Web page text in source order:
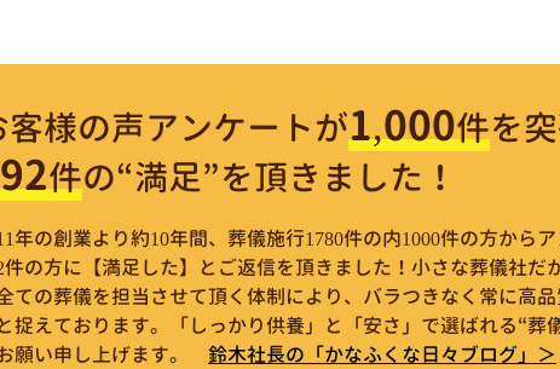
客様の声アンケートが1,000件を
件の“満足”を頂きました！
年の創業より約10年間、葬儀施行1780件の内1000件の方から
件の方に【満足した】とご返信を頂きました！小さな葬儀社だ
ての葬儀を担当させて頂く体制により、バラつきなく常に高
捉えております。「しっかり供養」と「安さ」で選ばれる“葬
願い申し上げます。
鈴木社長の「かなふくな日々ブログ」＞